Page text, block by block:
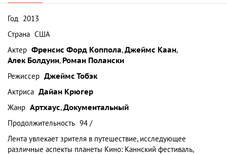
Год 2013
Страна США
Актер Френсис Форд Коппола,Джеймс Каан,
Алек Болдуин, Роман Полански
Режиссер Джеймс Тобэк
Актриса Дайан Крюгер
Жанр Артхаус,Документальный
Продолжительность 94 /
Лента увлекает зрителя в путешествие, исследующее
различные аспекты планеты Кино: Каннский фестиваль,